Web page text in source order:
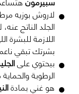
لاروش بوزيه
الجلد الناتج
اللازمة
بشرتك تبقي
بيحتوي على
الرطوبة
هو غني بمادة